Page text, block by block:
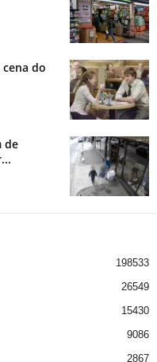
do
de
198533
26549
15430
9086
2867